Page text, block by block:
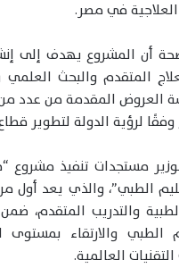
في مصر.
أن المشروع يهدف إلى
المتقدم والبحث العلمي
العروض المقدمة من عدد من
وفقًا لرؤية الدولة لتطوير
مستجدات تنفيذ مشروع
الطبي”، والذي يعد
والتدريب المتقدم، ضمن
الطبي والارتقاء بمستوى
العالمية.